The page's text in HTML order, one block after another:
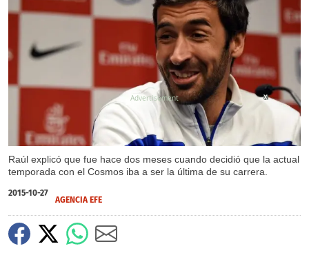
Raúl explicó que fue hace dos meses cuando decidió que la actual
temporada con el Cosmos iba a ser la última de su carrera.
X
2015-10-27
AGENCIA EFE